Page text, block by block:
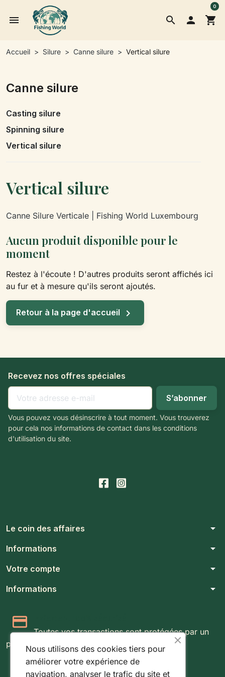
search
menu  shopping_cart
0
Accueil Silure Canne silure Vertical silure
Canne silure
Casting silure
Spinning silure
Vertical silure
Vertical silure
Canne Silure Verticale | Fishing World Luxembourg
Aucun produit disponible pour le
moment
Restez à l'écoute ! D'autres produits seront affichés ici
au fur et à mesure qu'ils seront ajoutés.
Retour à la page d'accueil 
Recevez nos offres spéciales
Vous pouvez vous désinscrire à tout moment. Vous trouverez
pour cela nos informations de contact dans les conditions
d'utilisation du site.
Le coin des affaires arrow_drop_down
Informations arrow_drop_down
Votre compte arrow_drop_down
Informations arrow_drop_down
Toutes vos transactions sont protégées par un
protocole SSL 256 bits.
Expédition rapide & suivie
Nous utilisons des cookies tiers pour
améliorer votre expérience de
navigation, analyser le trafic du site et